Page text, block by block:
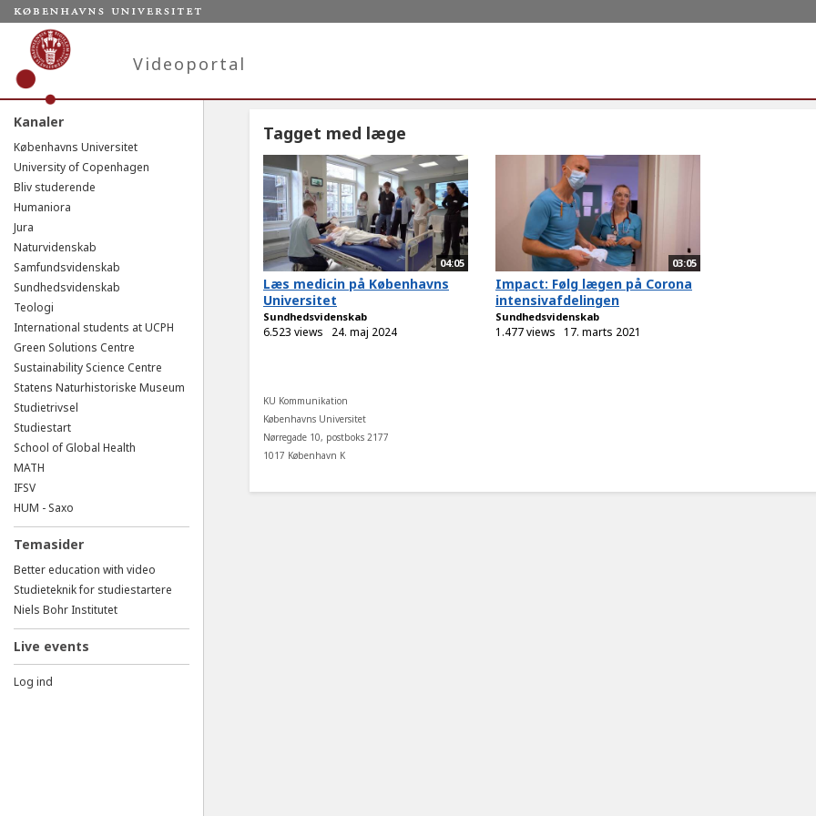
Videoportal
Kanaler
Københavns Universitet
University of Copenhagen
Bliv studerende
Humaniora
Jura
Naturvidenskab
Samfundsvidenskab
Sundhedsvidenskab
Teologi
International students at UCPH
Green Solutions Centre
Sustainability Science Centre
Statens Naturhistoriske Museum
Studietrivsel
Studiestart
School of Global Health
MATH
IFSV
HUM - Saxo
Temasider
Better education with video
Studieteknik for studiestartere
Niels Bohr Institutet
Live events
Log ind
Tagget med læge
04:05
Læs medicin på Københavns
Universitet
Sundhedsvidenskab
6.523 views 24. maj 2024
03:05
Impact: Følg lægen på Corona
intensivafdelingen
Sundhedsvidenskab
1.477 views 17. marts 2021
KU Kommunikation
Københavns Universitet
Nørregade 10, postboks 2177
1017 København K